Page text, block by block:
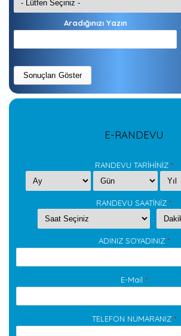
Aradığınızı Yazın
E-RANDEVU
RANDEVU TARİHİNİZ *
Ay
Gün Yıl
RANDEVU SAATİNİZ *
Hour
: Minute
ADINIZ SOYADINIZ *
E-Mail *
TELEFON NUMARANIZ *